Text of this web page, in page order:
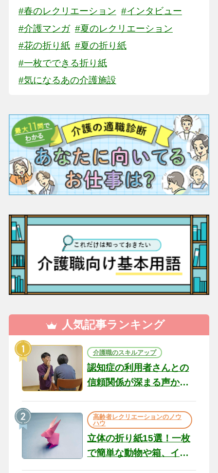
#春のレクリエーション #インタビュー
#介護マンガ #夏のレクリエーション
#花の折り紙 #夏の折り紙
#一枚でできる折り紙
#気になるあの介護施設
人気記事ランキング
介護職のスキルアップ
認知症の利用者さんとの
信頼関係が深まる声かけ
の現場から（22）
高齢者レクリエーションのノウ
ハウ
立体の折り紙15選！一枚
で簡単な動物や箱、イン